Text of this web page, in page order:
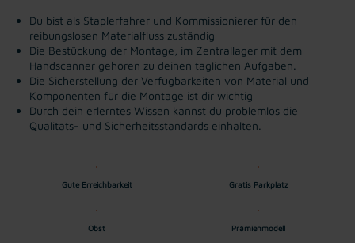
Du bist als Staplerfahrer und Kommissionierer für den
reibungslosen Materialfluss zuständig
Die Bestückung der Montage, im Zentrallager mit dem
Handscanner gehören zu deinen täglichen Aufgaben.
Die Sicherstellung der Verfügbarkeiten von Material und
Komponenten für die Montage ist dir wichtig
Durch dein erlerntes Wissen kannst du problemlos die
Qualitäts- und Sicherheitsstandards einhalten.
Gute Erreichbarkeit Gratis Parkplatz
Obst Prämienmodell